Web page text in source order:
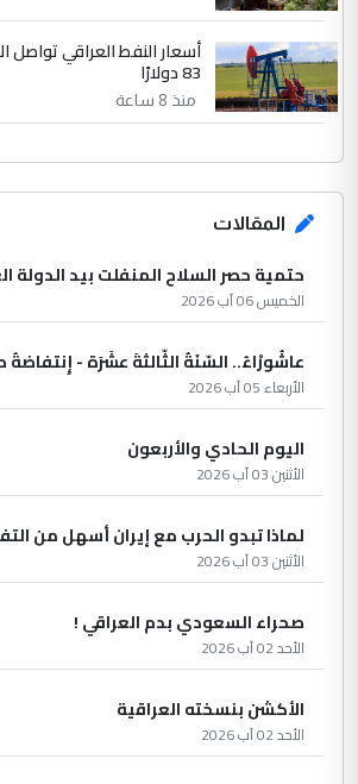
أسعار النفط العراقي تواصل
83 دولارًا
منذ 8 ساعة
المقالات
حتمية حصر السلاح المنفلت بيد الدولة
الخميس 06 آب 2026
عاشُورْاءُ.. السّنَةُ الثّالثةَ عشَرَة -
الأربعاء 05 آب 2026
اليوم الحادي والأربعون
الأثنين 03 آب 2026
لماذا تبدو الحرب مع إيران أسهل من
الأثنين 03 آب 2026
صحراء السعودي بدم العراقي !
الأحد 02 آب 2026
الأكشن بنسخته العراقية
الأحد 02 آب 2026